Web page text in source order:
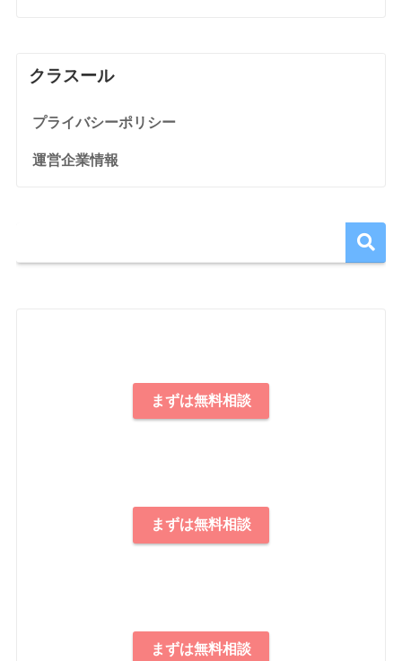
クラスール
プライバシーポリシー
運営企業情報
まずは無料相談
まずは無料相談
まずは無料相談